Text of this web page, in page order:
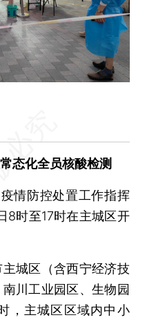
中国社科院大学一博士生违规使用数据库致学校IP被永久封禁
贤开工
私家车暂停上路
例涉多地
7月13日辞职
沂
10+71例
态化全员核酸检测
情防控处置工作指挥
8时至17时在主城区开
城区（含西宁经济技
川工业园区、生物园
，主城区区域内中小